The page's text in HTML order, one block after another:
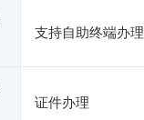
支持自助终端办理
证件办理